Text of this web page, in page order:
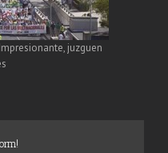
juzguen